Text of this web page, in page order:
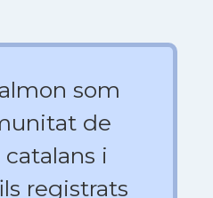
som
de
catalans i
registrats